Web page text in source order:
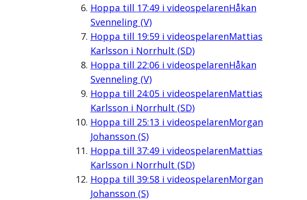
Hoppa till 17:49i videospelarenHåkan
Svenneling (V)
Hoppa till 19:59i videospelarenMattias
Karlsson i Norrhult (SD)
Hoppa till 22:06i videospelarenHåkan
Svenneling (V)
Hoppa till 24:05i videospelarenMattias
Karlsson i Norrhult (SD)
Hoppa till 25:13 i videospelarenMorgan
Johansson (S)
Hoppa till 37:49i videospelarenMattias
Karlsson i Norrhult (SD)
Hoppa till 39:58i videospelarenMorgan
Johansson (S)